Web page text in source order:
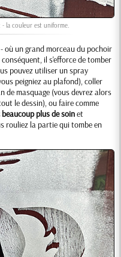
- la couleur est uniforme.
où un grand morceau du pochoir
il s'efforce de tomber
pouvez utiliser un spray
peigniez au plafond), coller
de masquage (vous devrez alors
le dessin), ou faire comme
plus de soinet
rouliez la partie qui tombe en